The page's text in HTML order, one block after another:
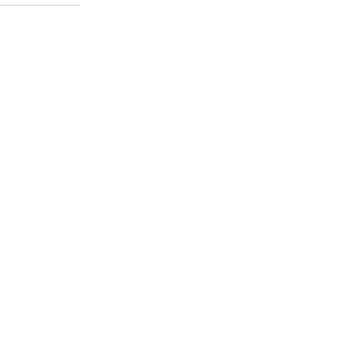
DE ENCUENTRO PARA NUESTRAS PERSONAS MAYORES!
UNA TARDE A PURA PASIÓN MUNDIALISTA!